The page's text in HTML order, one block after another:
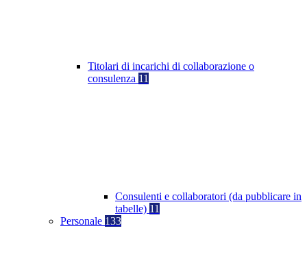
Titolari di incarichi di collaborazione o
consulenza 11
Consulenti e collaboratori (da pubblicare in
tabelle) 11
Personale 133